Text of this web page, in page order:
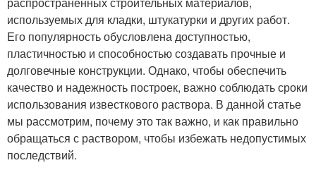
используемых для кладки, штукатурки и других работ.
Его популярность обусловлена доступностью,
пластичностью и способностью создавать прочные и
долговечные конструкции. Однако, чтобы обеспечить
качество и надежность построек, важно соблюдать сроки
использования известкового раствора. В данной статье
мы рассмотрим, почему это так важно, и как правильно
обращаться с раствором, чтобы избежать недопустимых
последствий.